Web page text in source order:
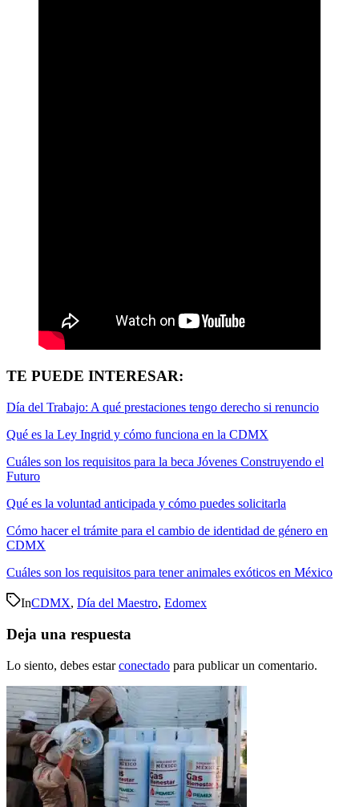
TE PUEDE INTERESAR:
Día del Trabajo: A qué prestaciones tengo derecho si renuncio
Qué es la Ley Ingrid y cómo funciona en la CDMX
Cuáles son los requisitos para la beca Jóvenes Construyendo el
Futuro
Qué es la voluntad anticipada y cómo puedes solicitarla
Cómo hacer el trámite para el cambio de identidad de género en
CDMX
Cuáles son los requisitos para tener animales exóticos en México
InCDMX, Día del Maestro, Edomex
Deja una respuesta
Lo siento, debes estarconectado para publicar un comentario.